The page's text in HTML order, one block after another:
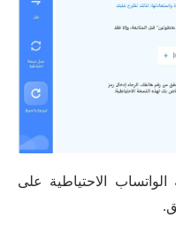
الاحتياطية على